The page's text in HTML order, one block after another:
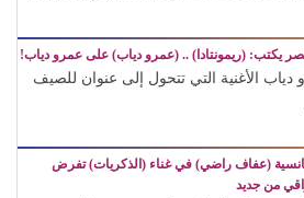
يكتب: (ريمونتادا) .. (عمرو دياب) على عمرو دياب!
دياب الأغنية التي تتحول إلى عنوان للصيف
(عفاف راضي) في غناء (الذكريات) تفرض
من جديد